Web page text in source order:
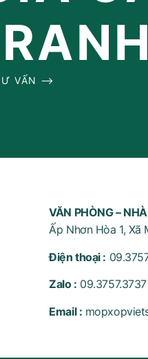
VẤN ⟶
VĂN PHÒNG –
Ấp Nhơn Hòa 1, Xã
Điện thoại :
Zalo : 09.3757.3737
Email :